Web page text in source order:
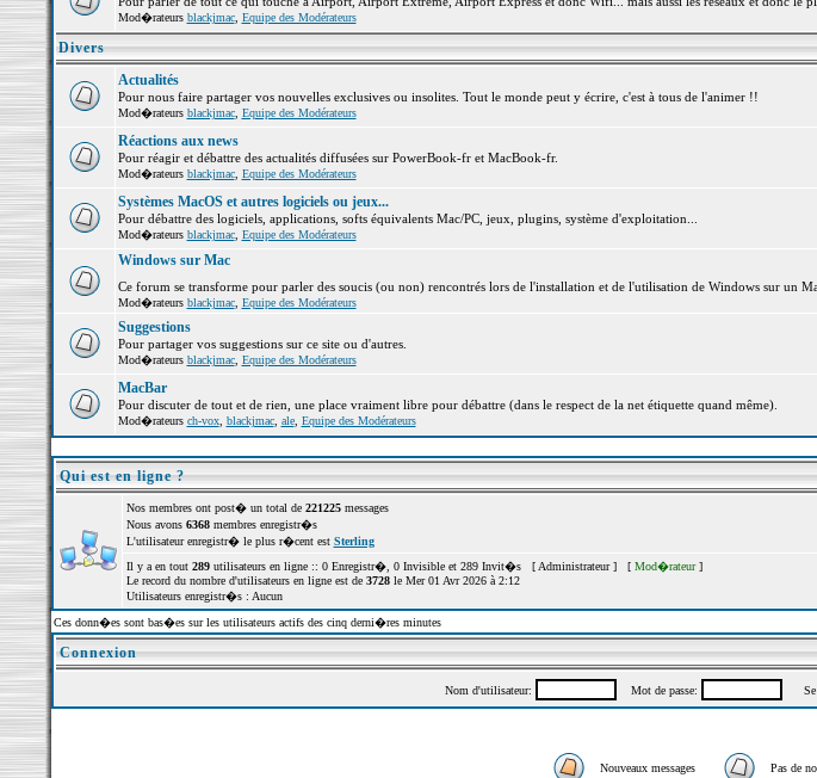
Mod�rateurs blackjmac, Equipe des Modérateurs
Divers
Actualités
Pour nous faire partager vos nouvelles exclusives ou insolites. Tout le monde peut y écrire, c'est à tous de l'animer !!
Mod�rateurs blackjmac, Equipe des Modérateurs
Réactions aux news
Pour réagir et débattre des actualités diffusées sur PowerBook-fr et MacBook-fr.
Mod�rateurs blackjmac, Equipe des Modérateurs
Systèmes MacOS et autres logiciels ou jeux...
Pour débattre des logiciels, applications, softs équivalents Mac/PC, jeux, plugins, système d'exploitation...
Mod�rateurs blackjmac, Equipe des Modérateurs
Windows sur Mac
Ce forum se transforme pour parler des soucis (ou non) rencontrés lors de l'installation et de l'utilisation de Windows sur un
Mod�rateurs blackjmac, Equipe des Modérateurs
Suggestions
Pour partager vos suggestions sur ce site ou d'autres.
Mod�rateurs blackjmac, Equipe des Modérateurs
MacBar
Pour discuter de tout et de rien, une place vraiment libre pour débattre (dans le respect de la net étiquette quand même).
Mod�rateurs ch-vox, blackjmac, ale, Equipe des Modérateurs
Qui est en ligne ?
Nos membres ont post� un total de 221225messages
Nous avons 6368membres enregistr�s
L'utilisateur enregistr� le plus r�cent est Sterling
Il y a en tout 289utilisateurs en ligne :: 0 Enregistr�, 0 Invisible et 289 Invit�s [ Administrateur] [ Mod�rateur]
Le record du nombre d'utilisateurs en ligne est de 3728le Mer 01 Avr 2026 à 2:12
Utilisateurs enregistr�s : Aucun
Ces donn�es sont bas�es sur les utilisateurs actifs des cinq derni�res minutes
Connexion
Nom d'utilisateur: Mot de passe: Se
Nouveaux messages Pas de